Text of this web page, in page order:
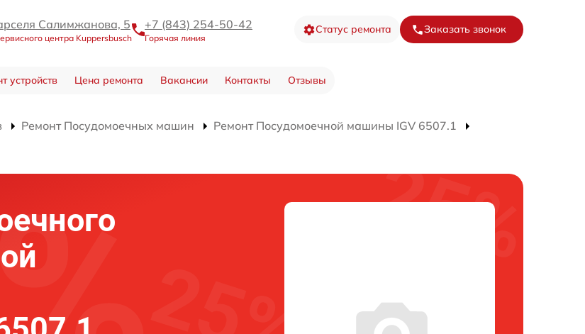
Салимжанова, 5
центра Kuppersbusch
+7 (843) 254-50-42
Горячая линия
Статус ремонта Заказать звонок
устройств Цена ремонта Вакансии Контакты Отзывы
Ремонт Посудомоечных машин
Ремонт Посудомоечной машины IGV 6507.1